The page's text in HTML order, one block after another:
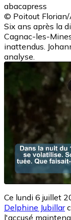
abacapress
© Poitout
Six ans après la
Cagnac-les-
inattendus.
analyse.
Ce lundi 6 juillet
Delphine Jubillar
l'accusé